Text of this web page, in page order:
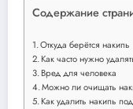
Содержание
Откуда берётся накипь
Как часто нужно
Вред для человека
Можно ли очищать
Как удалить накипь